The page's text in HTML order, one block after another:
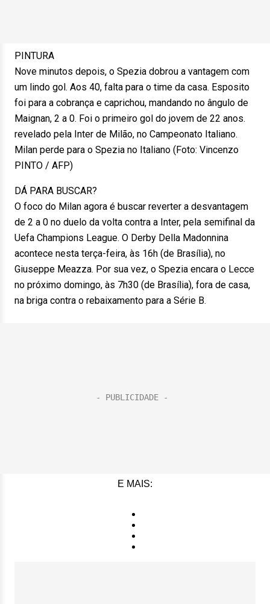
PINTURA
Nove minutos depois, o Spezia dobrou a vantagem com
um lindo gol. Aos 40, falta para o time da casa. Esposito
foi para a cobrança e caprichou, mandando no ângulo de
Maignan, 2 a 0. Foi o primeiro gol do jovem de 22 anos.
revelado pela Inter de Milão, no Campeonato Italiano.
Milan perde para o Spezia no Italiano (Foto: Vincenzo
PINTO / AFP)
DÁ PARA BUSCAR?
O foco do Milan agora é buscar reverter a desvantagem
de 2 a 0 no duelo da volta contra a Inter, pela semifinal da
Uefa Champions League. O Derby Della Madonnina
acontece nesta terça-feira, às 16h (de Brasília), no
Giuseppe Meazza. Por sua vez, o Spezia encara o Lecce
no próximo domingo, às 7h30 (de Brasília), fora de casa,
na briga contra o rebaixamento para a Série B.
E MAIS: